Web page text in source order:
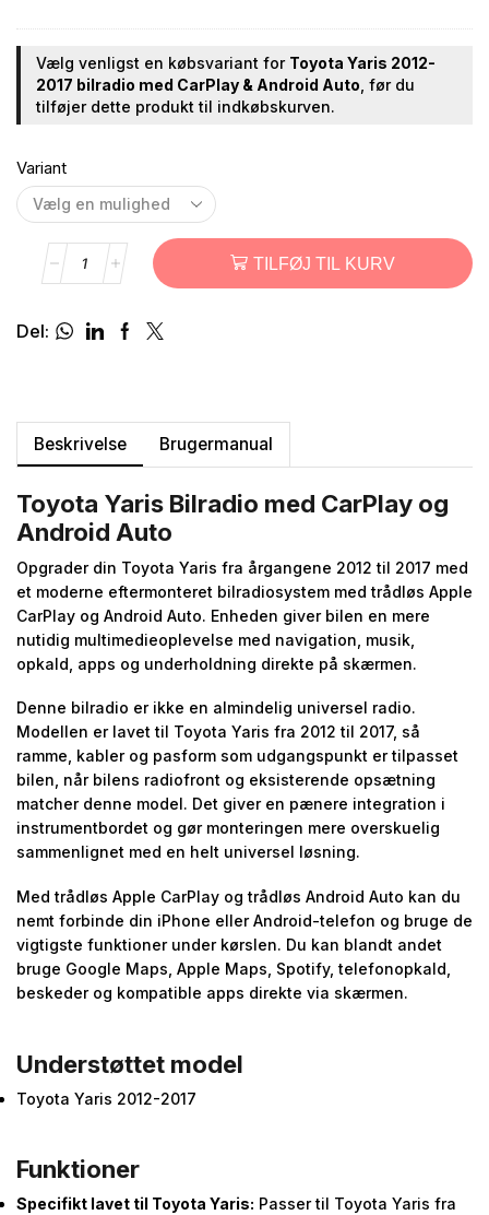
Vælg venligst en købsvariant for Toyota Yaris 2012-
2017 bilradio med CarPlay & Android Auto , før du
tilføjer dette produkt til indkøbskurven.
Variant
TILFØJ TIL KURV
Del:
Beskrivelse Brugermanual
Toyota Yaris Bilradio med CarPlay og
Android Auto
Opgrader din Toyota Yaris fra årgangene 2012 til 2017 med
et moderne eftermonteret bilradiosystem med trådløs Apple
CarPlay og Android Auto. Enheden giver bilen en mere
nutidig multimedieoplevelse med navigation, musik,
opkald, apps og underholdning direkte på skærmen.
Denne bilradio er ikke en almindelig universel radio.
Modellen er lavet til Toyota Yaris fra 2012 til 2017, så
ramme, kabler og pasform som udgangspunkt er tilpasset
bilen, når bilens radiofront og eksisterende opsætning
matcher denne model. Det giver en pænere integration i
instrumentbordet og gør monteringen mere overskuelig
sammenlignet med en helt universel løsning.
Med trådløs Apple CarPlay og trådløs Android Auto kan du
nemt forbinde din iPhone eller Android-telefon og bruge de
vigtigste funktioner under kørslen. Du kan blandt andet
bruge Google Maps, Apple Maps, Spotify, telefonopkald,
beskeder og kompatible apps direkte via skærmen.
Understøttet model
Toyota Yaris 2012-2017
Funktioner
Specifikt lavet til Toyota Yaris: Passer til Toyota Yaris fra